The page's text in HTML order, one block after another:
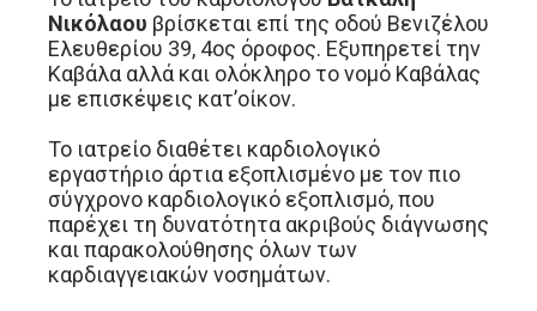
Νικόλαου βρίσκεται επί της οδού Βενιζέλου
Ελευθερίου 39, 4ος όροφος. Εξυπηρετεί την
Καβάλα αλλά και ολόκληρο το νομό Καβάλας
με επισκέψεις κατ’οίκον.
Το ιατρείο διαθέτει καρδιολογικό
εργαστήριο άρτια εξοπλισμένο με τον πιο
σύγχρονο καρδιολογικό εξοπλισμό, που
παρέχει τη δυνατότητα ακριβούς διάγνωσης
και παρακολούθησης όλων των
καρδιαγγειακών νοσημάτων.